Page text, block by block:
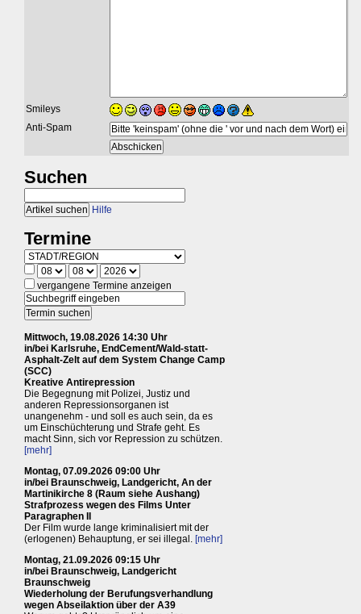
Smileys
Anti-Spam
Suchen
Hilfe
Termine
vergangene Termine anzeigen
Mittwoch, 19.08.2026 14:30 Uhr
in/bei Karlsruhe, EndCement/Wald-statt-
Asphalt-Zelt auf dem System Change Camp
(SCC)
Kreative Antirepression
Die Begegnung mit Polizei, Justiz und
anderen Repressionsorganen ist
unangenehm - und soll es auch sein, da es
um Einschüchterung und Strafe geht. Es
macht Sinn, sich vor Repression zu schützen.
[mehr]
Montag, 07.09.2026 09:00 Uhr
in/bei Braunschweig, Landgericht, An der
Martinikirche 8 (Raum siehe Aushang)
Strafprozess wegen des Films Unter
Paragraphen II
Der Film wurde lange kriminalisiert mit der
(erlogenen) Behauptung, er sei illegal. [mehr]
Montag, 21.09.2026 09:15 Uhr
in/bei Braunschweig, Landgericht
Braunschweig
Wiederholung der Berufungsverhandlung
wegen Abseilaktion über der A39